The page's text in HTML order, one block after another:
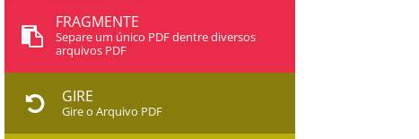
FRAGMENTE
Separe um único PDF dentre diversos
arquivos PDF
GIRE
Gire o Arquivo PDF